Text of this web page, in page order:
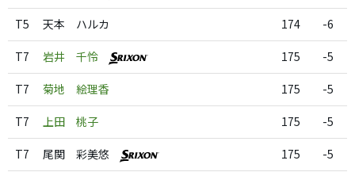
T5 天本 ハルカ 174 -6
T7 岩井 千怜 175 -5
T7 菊地 絵理香 175 -5
T7 上田 桃子 175 -5
T7 尾関 彩美悠 175 -5